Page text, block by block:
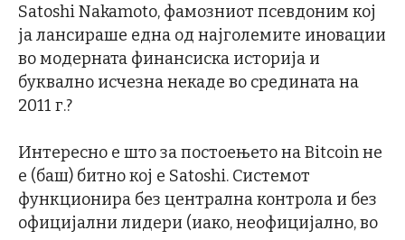
Satoshi Nakamoto, фамозниот псевдоним кој
ја лансираше една од најголемите иновации
во модерната финансиска историја и
буквално исчезна некаде во средината на
2011 г.?
Интересно е што за постоењето на Bitcoin не
е (баш) битно кој е Satoshi. Системот
функционира без централна контрола и без
официјални лидери (иако, неофицијално, во